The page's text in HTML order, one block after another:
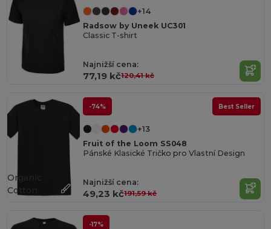
+14
Radsow by Uneek UC301
Classic T-shirt
Najnižší cena:
77,19 kč120,41 kč
-74% Best Seller
+13
Fruit of the Loom SS048
Pánské Klasické Tričko pro Vlastní Design
Najnižší cena:
49,23 kč191,59 kč
Organic
Cotton
-17%